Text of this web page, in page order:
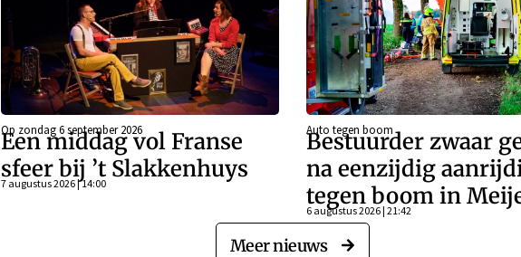
Op zondag 6 september 2026
Een middag vol Franse
sfeer bij ’t Slakkenhuys
7 augustus 2026 | 14:00
Auto tegen boom
Bestuurder zwaar
na eenzijdig
tegen boom in
6 augustus 2026 | 21:42
Meer nieuws